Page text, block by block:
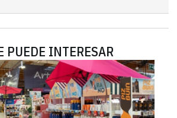
PUEDE INTERESAR